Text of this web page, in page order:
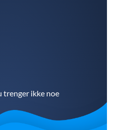
trenger ikke noe